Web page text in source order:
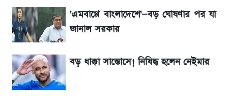
৮ ব্র্যান্ডের ত্বক ফর্সাকারী ক্রিমে ভয়াবহ মাত্রার মার্কারি
ভবন নির্মাণে নতুন নিয়ম: বাংলাদেশ building
code যা মানতে হবে
মেঘনা পেট্রোলিয়ামের চেয়ারম্যান নিয়োগ
'এমবাপ্পে বাংলাদেশে'—বড় ঘোষণার পর যা
জানাল সরকার
বড় ধাক্কা সান্তোসে! নিষিদ্ধ হলেন নেইমার